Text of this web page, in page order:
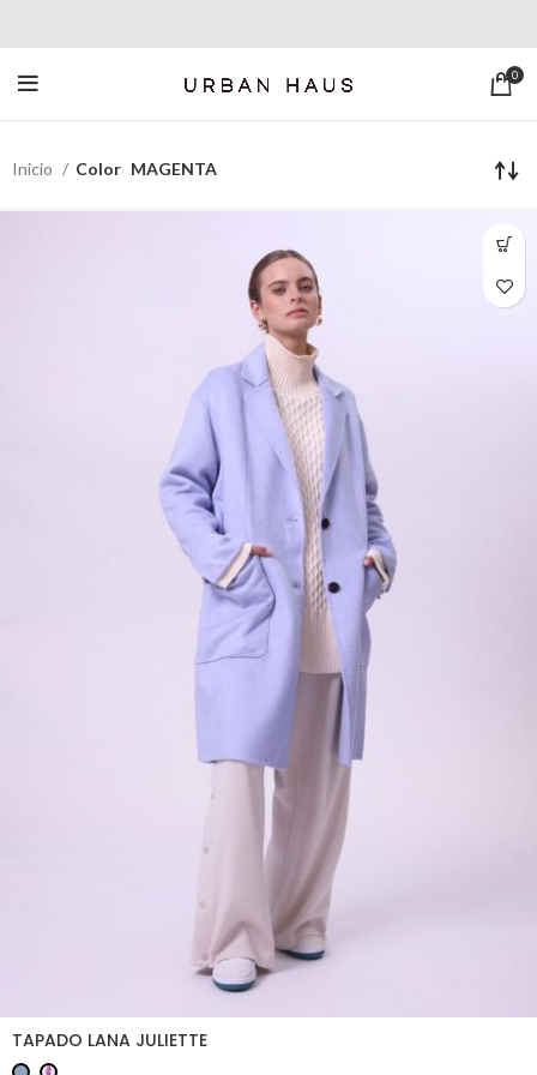
0
Inicio Color MAGENTA
TAPADO LANA JULIETTE